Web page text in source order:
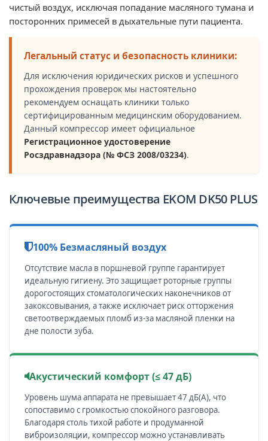
чистый воздух, исключая попадание масляного тумана и
посторонних примесей в дыхательные пути пациента.
Легальный статус и безопасность клиники:
Для исключения юридических рисков и успешного
прохождения проверок мы настоятельно
рекомендуем оснащать клиники только
сертифицированным медицинским оборудованием.
Данный компрессор имеет официальное
Регистрационное удостоверение
Росздравнадзора (№ ФСЗ 2008/03234).
Ключевые преимущества EKOM DK50 PLUS
100% Безмасляный воздух
Отсутствие масла в поршневой группе гарантирует
идеальную гигиену. Это защищает роторные группы
дорогостоящих стоматологических наконечников от
закоксовывания, а также исключает риск отторжения
светоотверждаемых пломб из-за масляной пленки на
дне полости зуба.
Акустический комфорт (≤ 47 дБ)
Уровень шума аппарата не превышает 47 дБ(А), что
сопоставимо с громкостью спокойного разговора.
Благодаря столь тихой работе и продуманной
виброизоляции, компрессор можно устанавливать